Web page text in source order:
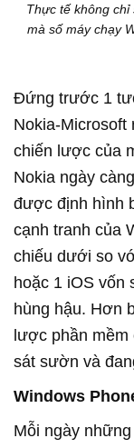
Thực tế không chỉ
mà số máy chạy
Đứng trước 1
Nokia-Microsoft
chiến lược của
Nokia ngày
được định hình
cạnh tranh của
chiếu dưới so
hoặc 1 iOS vốn
hùng hậu. Hơn
lược phần mềm
sát sườn và
Windows
Mỗi ngày